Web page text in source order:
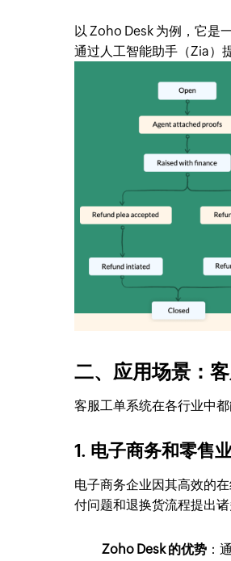
以 Zoho Desk 为例，它是
通过人工智能助手（Zia）
二、应用场景：
客服工单系统在各行业中
1. 电子商务和零售
电子商务企业因其高效的
付问题和退换货流程提出诸
Zoho Desk 的优势 ：